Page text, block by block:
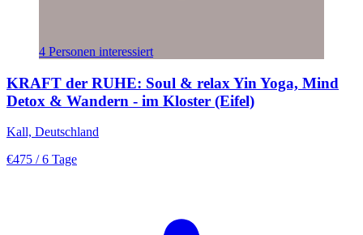
4 Personen interessiert
KRAFT der RUHE: Soul & relax Yin Yoga, Mind
Detox & Wandern - im Kloster (Eifel)
Kall, Deutschland
€475 / 6 Tage